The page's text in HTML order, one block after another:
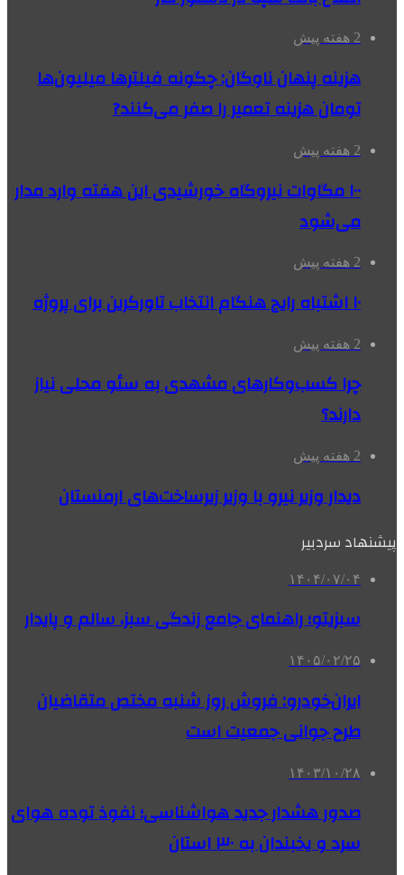
2 هفته پیش
هزینه پنهان ناوگان: چگونه فیلترها میلیون‌ها
تومان هزینه تعمیر را صفر می‌کنند?
2 هفته پیش
۱۰۰ مگاوات نیروگاه‌ خورشیدی این هفته وارد مدار
می‌شود
2 هفته پیش
۱۰ اشتباه رایج هنگام انتخاب تاورکرین برای پروژه
2 هفته پیش
چرا کسب‌وکارهای مشهدی به سئو محلی نیاز
دارند؟
2 هفته پیش
دیدار وزیر نیرو با وزیر زیرساخت‌های ارمنستان
پیشنهاد سردبیر
۱۴۰۴/۰۷/۰۴
سبزیتو؛ راهنمای جامع زندگی سبز، سالم و پایدار
۱۴۰۵/۰۲/۲۵
ایران‌خودرو: فروش روز شنبه مختص متقاضیان
طرح جوانی جمعیت است
۱۴۰۳/۱۰/۲۸
صدور هشدار جدید هواشناسی؛ نفوذ توده هوای
سرد و یخبندان به ۳۰ استان